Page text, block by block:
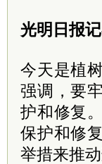
光明日报
今天是植
强调，要
护和修复
保护和修
举措来推